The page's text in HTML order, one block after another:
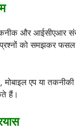
और आईसीएआर
प्रश्नों को समझकर
एप या
हैं।